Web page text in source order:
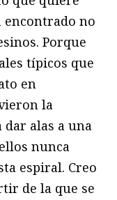
encontrado no
Porque
típicos que
en
la
dar alas a una
nunca
espiral. Creo
de la que se